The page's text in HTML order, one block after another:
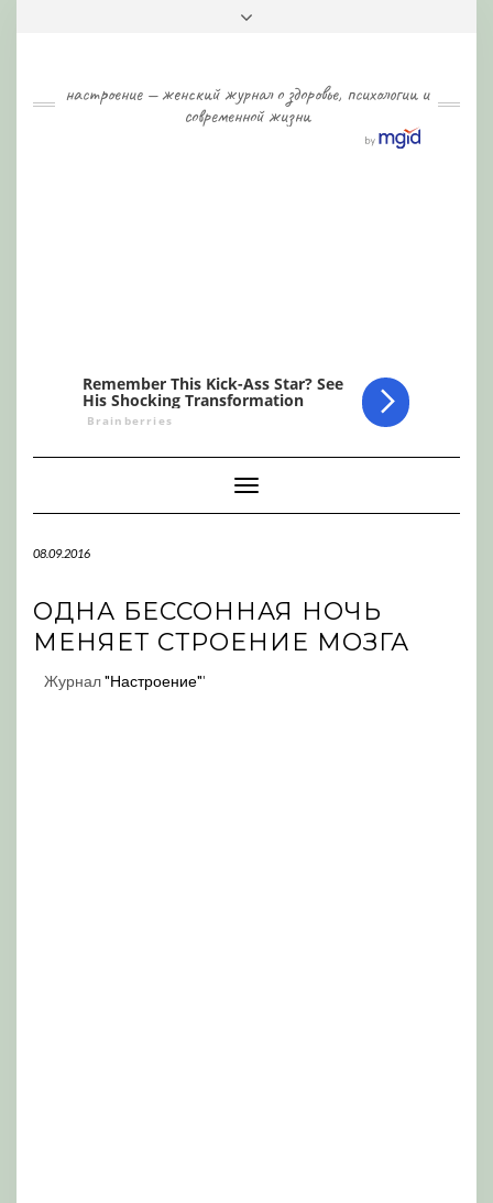
настроение — женский журнал о здоровье, психологии и
современной жизни
Toggle
Navigation
08.09.2016
ОДНА БЕССОННАЯ НОЧЬ
МЕНЯЕТ СТРОЕНИЕ МОЗГА
Журнал"Настроение"'